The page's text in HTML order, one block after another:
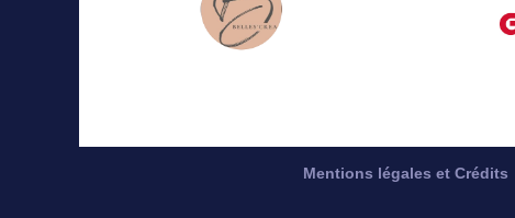
Mentions légales et Crédits